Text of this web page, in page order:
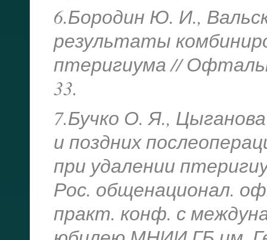
6.Бородин Ю. И.,
результаты
птеригиума //
33.
7.Бучко О. Я.,
и поздних
при удалении
Рос. общенационал.
практ. конф. с